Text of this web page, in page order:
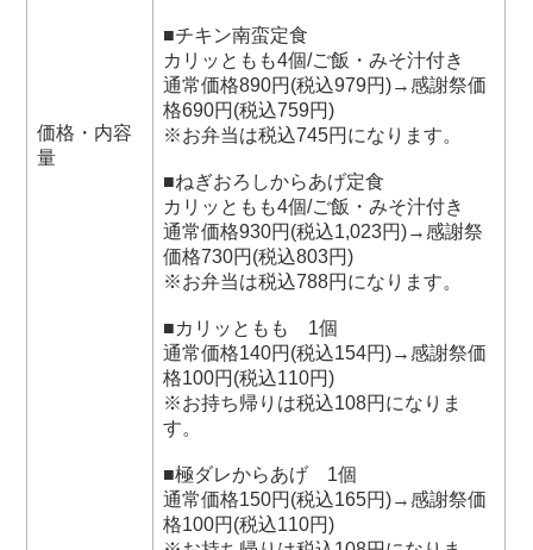
価格・内容
量
■チキン南蛮定食
カリッともも4個/ご飯・みそ汁付き
通常価格890円(税込979円)→感謝祭価
格690円(税込759円)
※お弁当は税込745円になります。
■ねぎおろしからあげ定食
カリッともも4個/ご飯・みそ汁付き
通常価格930円(税込1,023円)→感謝祭
価格730円(税込803円)
※お弁当は税込788円になります。
■カリッともも 1個
通常価格140円(税込154円)→感謝祭価
格100円(税込110円)
※お持ち帰りは税込108円になりま
す。
■極ダレからあげ 1個
通常価格150円(税込165円)→感謝祭価
格100円(税込110円)